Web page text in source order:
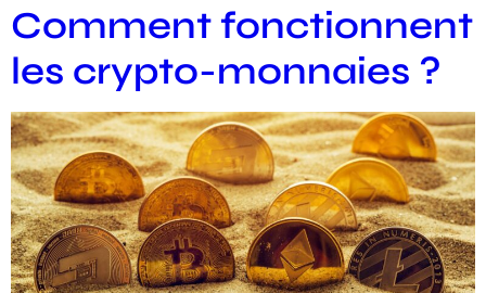
Comment fonctionnent
les crypto-monnaies ?